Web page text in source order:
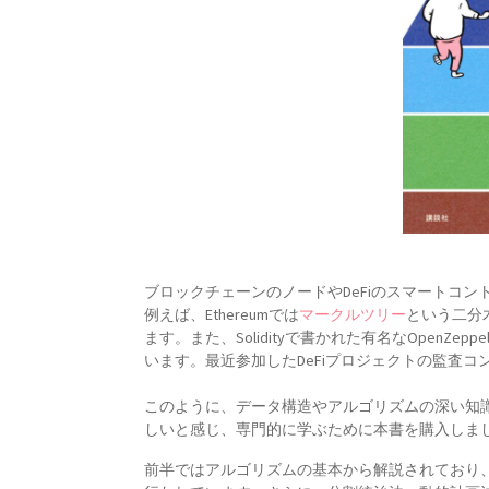
ブロックチェーンのノードやDeFiのスマートコ
例えば、Ethereumではマークルツリーという二
ます。また、Solidityで書かれた有名な
います。最近参加したDeFiプロジェクトの監査コ
このように、データ構造やアルゴリズムの深い
しいと感じ、専門的に学ぶために本書を購入しま
前半ではアルゴリズムの基本から解説されてお